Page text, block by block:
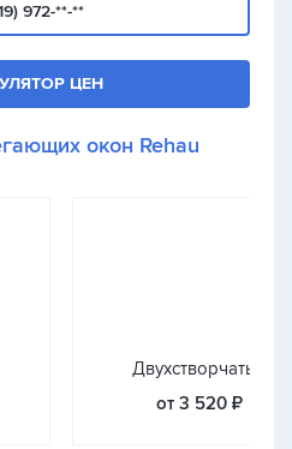
972-**-**
ЦЕН
окон Rehau
Двухстворчатые
от 3 520 ₽